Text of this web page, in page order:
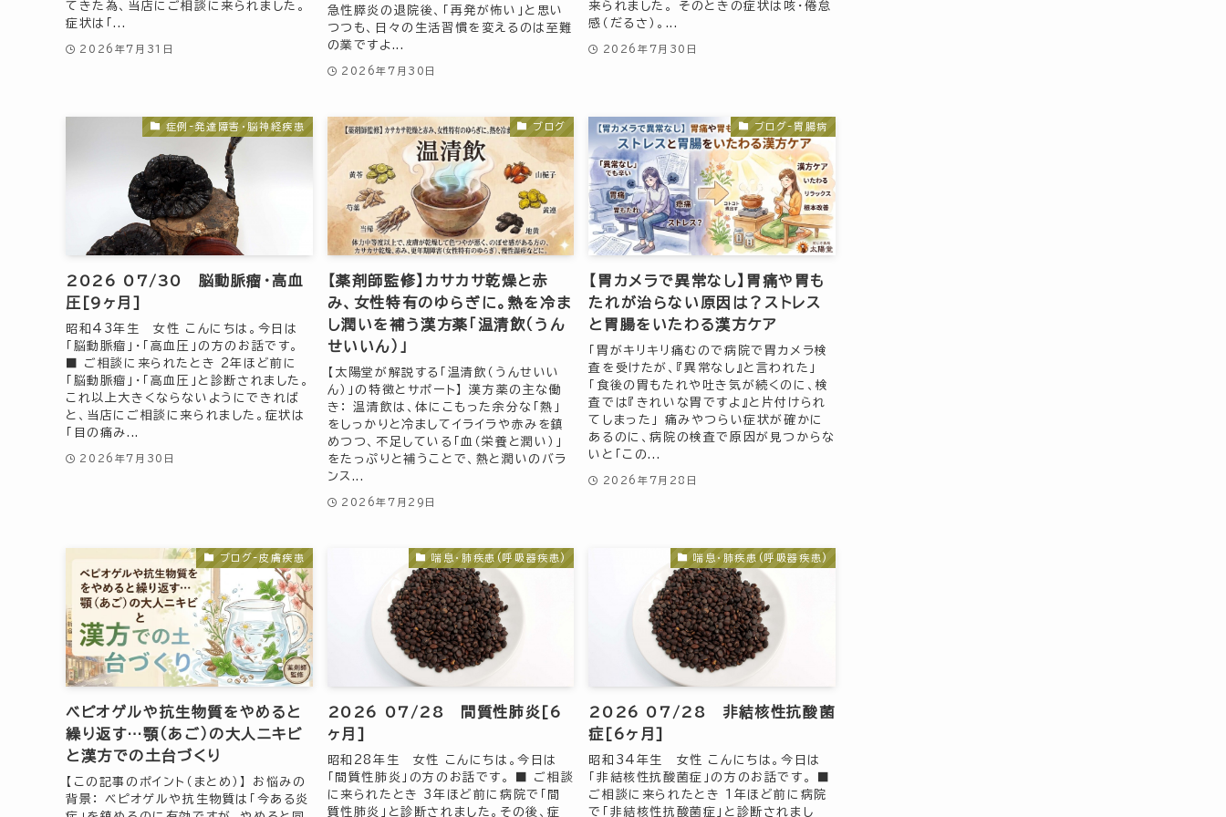
てきた為、当店にご相談に来られました。
症状は「...
2026年7月31日
急性膵炎の退院後、「再発が怖い」と思い
つつも、日々の生活習慣を変えるのは至難
の業ですよ...
2026年7月30日
来られました。 そのときの症状は咳・倦怠
感（だるさ）。...
2026年7月30日
症例-発達障害・脳神経疾患
2026 07/30 脳動脈瘤・高血
圧[9ヶ月]
昭和43年生 女性 こんにちは。今日は
「脳動脈瘤」・「高血圧」の方のお話です。
■ ご相談に来られたとき 2年ほど前に
「脳動脈瘤」・「高血圧」と診断されました。
これ以上大きくならないようにできれば
と、当店にご相談に来られました。症状は
「目の痛み...
2026年7月30日
ブログ
【薬剤師監修】カサカサ乾燥と赤
み、女性特有のゆらぎに。熱を冷ま
し潤いを補う漢方薬「温清飲（うん
せいいん）」
【太陽堂が解説する「温清飲（うんせいい
ん）」の特徴とサポート】 漢方薬の主な働
き： 温清飲は、体にこもった余分な「熱」
をしっかりと冷ましてイライラや赤みを鎮
めつつ、不足している「血（栄養と潤い）」
をたっぷりと補うことで、熱と潤いのバラ
ンス...
2026年7月29日
ブログ-胃腸病
【胃カメラで異常なし】胃痛や胃も
たれが治らない原因は？ストレス
と胃腸をいたわる漢方ケア
「胃がキリキリ痛むので病院で胃カメラ検
査を受けたが、『異常なし』と言われた」
「食後の胃もたれや吐き気が続くのに、検
査では『きれいな胃ですよ』と片付けられ
てしまった」 痛みやつらい症状が確かに
あるのに、病院の検査で原因が見つからな
いと「この...
2026年7月28日
ブログ-皮膚疾患
ベピオゲルや抗生物質をやめると
繰り返す…顎（あご）の大人ニキビ
と漢方での土台づくり
【この記事のポイント（まとめ）】 お悩みの
背景： ベピオゲルや抗生物質は「今ある炎
喘息・肺疾患(呼吸器疾患)
2026 07/28 間質性肺炎[6
ヶ月]
昭和28年生 女性 こんにちは。今日は
「間質性肺炎」の方のお話です。 ■ ご相談
に来られたとき 3年ほど前に病院で「間
質性肺炎」と診断されました。その後、症
喘息・肺疾患(呼吸器疾患)
2026 07/28 非結核性抗酸菌
症[6ヶ月]
昭和34年生 女性 こんにちは。今日は
「非結核性抗酸菌症」の方のお話です。 ■
ご相談に来られたとき 1年ほど前に病院
で「非結核性抗酸菌症」と診断されまし